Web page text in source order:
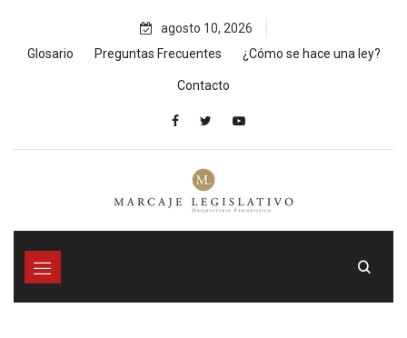
content
agosto 10, 2026
Glosario
Preguntas Frecuentes ¿Cómo se hace una ley?
Contacto